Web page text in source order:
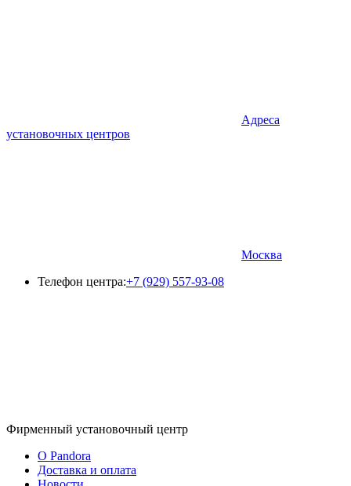
Адреса
установочных центров
Москва
Телефон центра:+7 (929) 557-93-08
Фирменный установочный центр
O Pandora
Доставка и оплата